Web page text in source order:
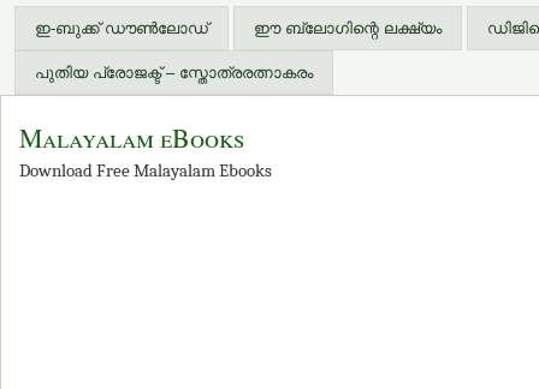
ഇ-ബുക്ക് ഡൗണ്‍ലോഡ് ഈ ബ്ലോഗിന്റെ ലക്ഷ്യം
പുതിയ പ്രോജക്ട് – സ്തോത്രരത്നാകരം
Malayalam eBooks
Download Free Malayalam Ebooks